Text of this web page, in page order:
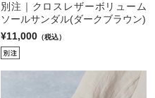
別注｜クロスレザーボリューム
ソールサンダル(ダークブラウン)
¥11,000 （税込）